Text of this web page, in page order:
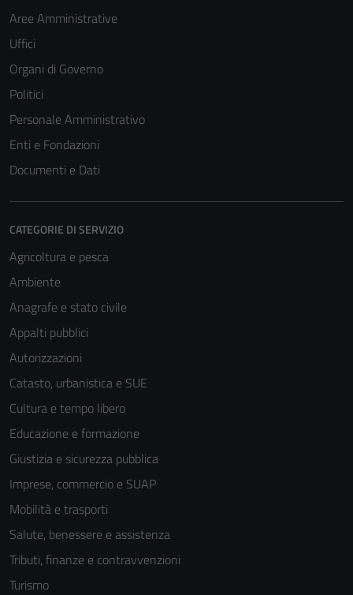
Aree Amministrative
Uffici
Organi di Governo
Politici
Personale Amministrativo
Enti e Fondazioni
Documenti e Dati
CATEGORIE DI SERVIZIO
Agricoltura e pesca
Ambiente
Anagrafe e stato civile
Appalti pubblici
Autorizzazioni
Catasto, urbanistica e SUE
Cultura e tempo libero
Educazione e formazione
Giustizia e sicurezza pubblica
Imprese, commercio e SUAP
Mobilità e trasporti
Salute, benessere e assistenza
Tributi, finanze e contravvenzioni
Turismo